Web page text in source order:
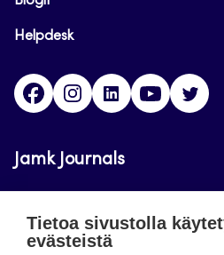
Helpdesk
FacebookInstagram
LinkedInYoutube
Jamk Journals
luettavissa. Verkkolehtien
Tietoa sivustolla
evästeistä